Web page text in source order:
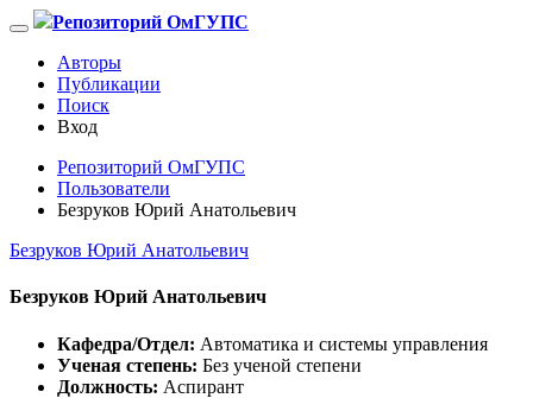
Репозиторий ОмГУПС
Авторы
Публикации
Поиск
Вход
Репозиторий ОмГУПС
Пользователи
Безруков Юрий Анатольевич
Безруков Юрий Анатольевич
Безруков Юрий Анатольевич
Кафедра/Отдел: Автоматика и системы управления
Ученая степень: Без ученой степени
Должность: Аспирант